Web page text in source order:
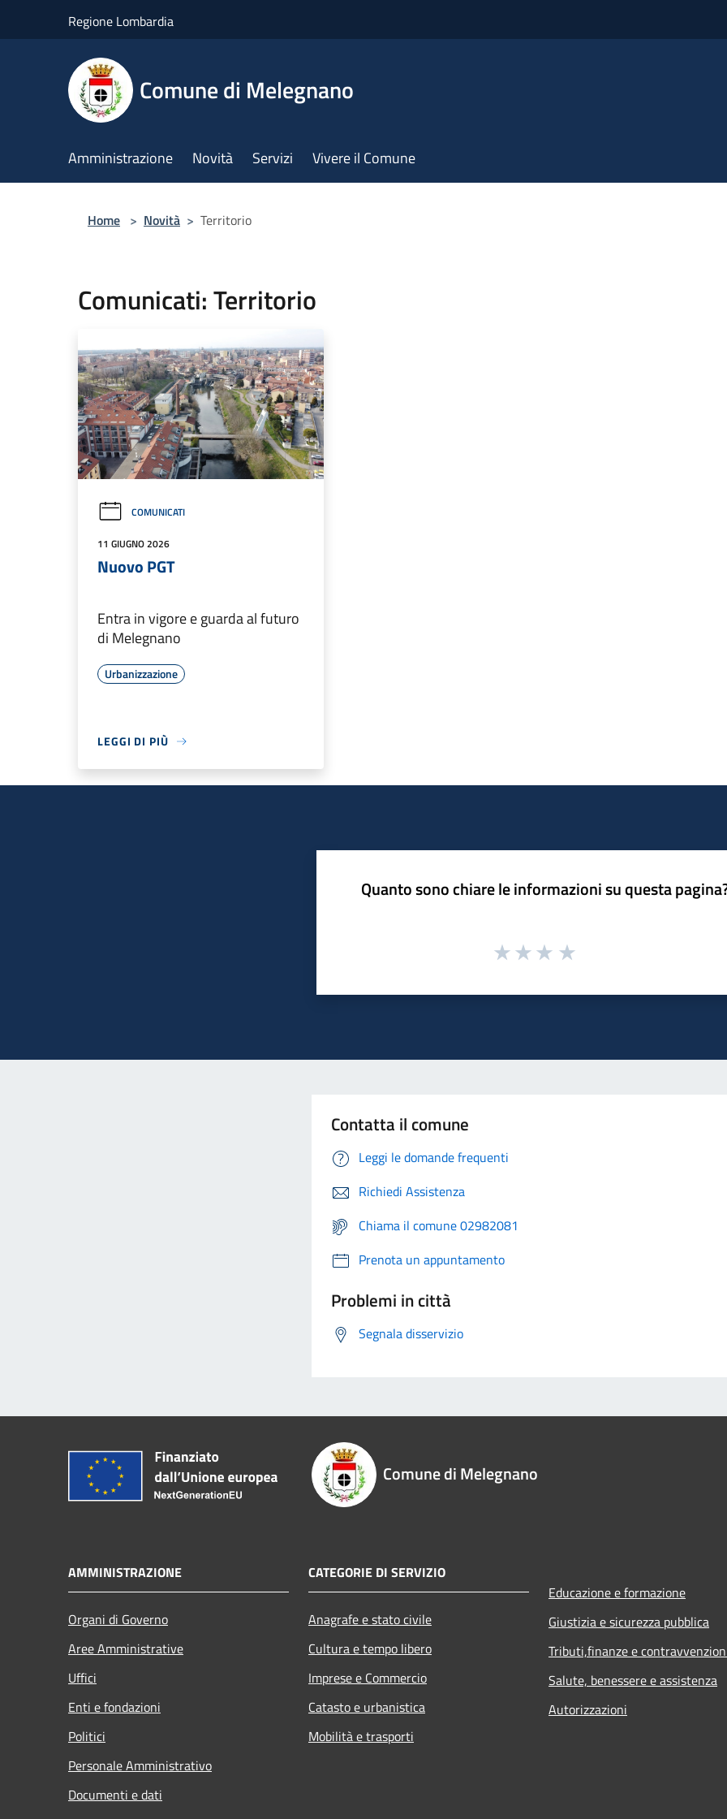
Regione Lombardia
Comune di Melegnano
Amministrazione Novità Servizi Vivere il Comune
Home > Novità > Territorio
Comunicati: Territorio
COMUNICATI
11 GIUGNO 2026
Nuovo PGT
Entra in vigore e guarda al futuro
di Melegnano
Urbanizzazione
LEGGI DI PIÙ
Quanto sono chiare le informazioni su questa
Contatta il comune
Leggi le domande frequenti
Richiedi Assistenza
Chiama il comune 02982081
Prenota un appuntamento
Problemi in città
Segnala disservizio
Comune di Melegnano
AMMINISTRAZIONE
Organi di Governo
Aree Amministrative
Uffici
Enti e fondazioni
Politici
Personale Amministrativo
Documenti e dati
CATEGORIE DI SERVIZIO
Anagrafe e stato civile
Cultura e tempo libero
Imprese e Commercio
Catasto e urbanistica
Mobilità e trasporti
Educazione e formazione
Giustizia e sicurezza pubblica
Tributi,finanze e
Salute, benessere e assistenza
Autorizzazioni